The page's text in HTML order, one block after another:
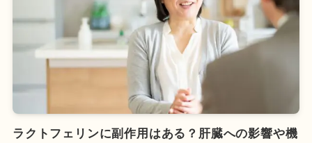
ラクトフェリンに副作用はある？肝臓への影響や機